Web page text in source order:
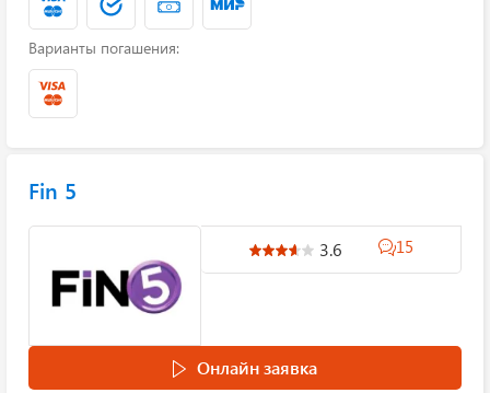
Варианты погашения:
Fin 5
3.6 15
Онлайн заявка